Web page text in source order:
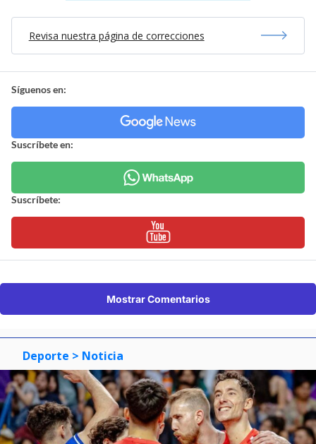
Revisa nuestra página de correcciones
Síguenos en:
Suscríbete en:
Suscríbete:
Mostrar Comentarios
Deporte > Noticia